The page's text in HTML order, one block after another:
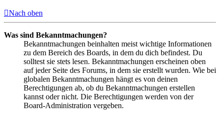
Nach oben
Was sind Bekanntmachungen?
Bekanntmachungen beinhalten meist wichtige Informationen
zu dem Bereich des Boards, in dem du dich befindest. Du
solltest sie stets lesen. Bekanntmachungen erscheinen oben
auf jeder Seite des Forums, in dem sie erstellt wurden. Wie bei
globalen Bekanntmachungen hängt es von deinen
Berechtigungen ab, ob du Bekanntmachungen erstellen
kannst oder nicht. Die Berechtigungen werden von der
Board-Administration vergeben.